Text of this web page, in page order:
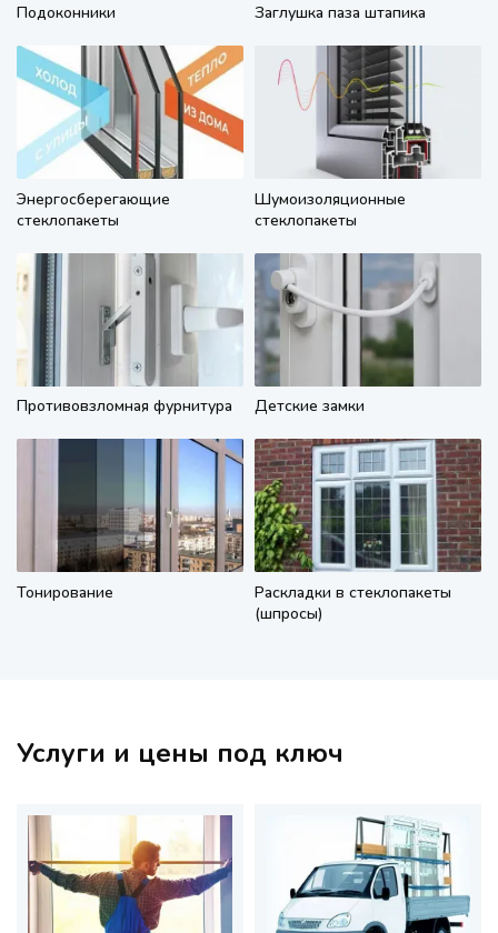
Подоконники Заглушка паза штапика
Энергосберегающие
стеклопакеты
Шумоизоляционные
стеклопакеты
Противовзломная фурнитура Детские замки
Тонирование
Раскладки в стеклопакеты
(шпросы)
Услуги и цены под ключ